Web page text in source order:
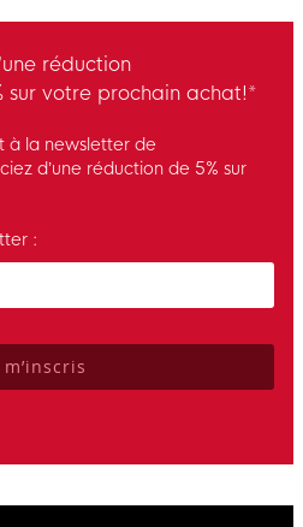
réduction
sur votre prochain achat!*
à la newsletter de
d’une réduction de 5% sur
the privacy policy to subscribe to
:
m’inscris